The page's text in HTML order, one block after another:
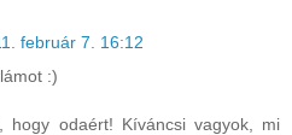
február 7. 16:12
:)
hogy odaért! Kíváncsi vagyok, mi